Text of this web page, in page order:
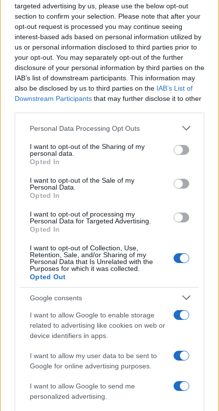
targeted advertising by us, please use the below opt-out
section to confirm your selection. Please note that after your
opt-out request is processed you may continue seeing
interest-based ads based on personal information utilized by
us or personal information disclosed to third parties prior to
your opt-out. You may separately opt-out of the further
disclosure of your personal information by third parties on the
IAB’s list of downstream participants. This information may
also be disclosed by us to third parties on the IAB’s List of
Downstream Participants that may further disclose it to other
Please note that this website/app uses one or more Google
not limited to your visit or usage behaviour. You may click to
grant or deny consent to Google and its third-party tags to
use your data for below specified purposes in below Google
consent section.
Personal Data Processing Opt Outs
I want to opt-out of the Sharing of my
personal data.
Opted In
I want to opt-out of the Sale of my
Personal Data.
Opted In
I want to opt-out of processing my
Personal Data for Targeted Advertising.
Opted In
I want to opt-out of Collection, Use,
Retention, Sale, and/or Sharing of my
Personal Data that Is Unrelated with the
Purposes for which it was collected.
Opted Out
Google consents
I want to allow Google to enable storage
related to advertising like cookies on web or
device identifiers in apps.
I want to allow my user data to be sent to
Google for online advertising purposes.
I want to allow Google to send me
personalized advertising.
Lifestyle
ΤΙΝΑ ΤΕΡΝΕΡ
Share:
Ακολουθήστε το Νewsit.gr στο Google News
και
ενημερωθείτε πρώτοι για όλη την ειδησεογραφία και τα
τελευταία νέατης ημέρας
Πιο δημοφιλή
Σοκαριστική υπόθεση στην Κρήτη:
να ασελγήσει σε 10χρονο κορίτσι - Το παιδί
καθόταν αμέριμνο σε αυλή επιχείρησης
στο τροχαίο στις Σέρρες με νεκρούς μητέρα
και γιο - «Ίσως κάτι απέσπασε την προσοχή
του οδηγού» λέει πραγματογνώμονας
Πέθανε ο Γουίλιαμ Όρμπιτ, παραγωγός του
εμβληματικού άλμπουμ της Μαντόνα «Ray
of Light»
Ανησυχία από το ξέσπασμα του ιού του
Δυτικού Νείλου με κρούσματα στην Αττική
- «Καμπανάκι» από τον Ιατρικό Σύλλογο
υγείας
Ryanair: «Ένα κομμάτι του προσώπου του
ήταν σαν πλαστελίνη», συγκλονίζει η
έσπασε το παράθυρο του αεροπλάνου
Πιο σχολιασμένα